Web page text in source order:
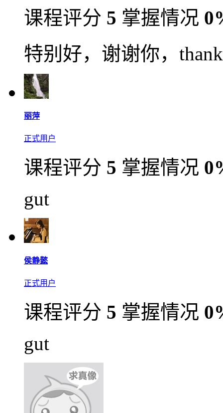
课程评分 5 掌握情况
特别好，谢谢你，
丽萍
正式用户
课程评分 5 掌握情况
gut
侯静懿
正式用户
课程评分 5 掌握情况
gut